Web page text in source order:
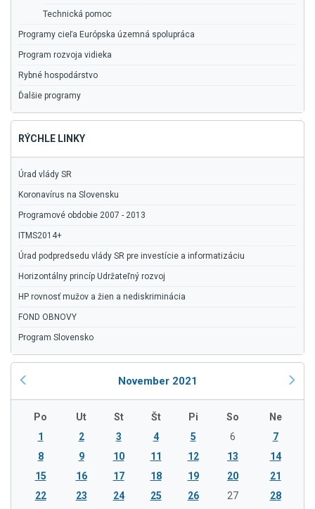
Technická pomoc
Programy cieľa Európska územná spolupráca
Program rozvoja vidieka
Rybné hospodárstvo
Ďalšie programy
RÝCHLE LINKY
Úrad vlády SR
Koronavírus na Slovensku
Programové obdobie 2007 - 2013
ITMS2014+
Úrad podpredsedu vlády SR pre investície a informatizáciu
Horizontálny princíp Udržateľný rozvoj
HP rovnosť mužov a žien a nediskriminácia
FOND OBNOVY
Program Slovensko
November 2021
Po Ut St Št Pi So
Ne
1
2 3 4 5 6
7
8
9 10 11 12 13
14
15
16 17 18 19 20
21
22
23 24 25 26 27
28